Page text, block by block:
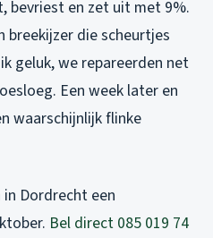
bevriest en zet uit met 9%.
breekijzer die scheurtjes
geluk, we repareerden net
Een week later en
waarschijnlijk flinke
Dordrecht een
Bel direct 085 019 74